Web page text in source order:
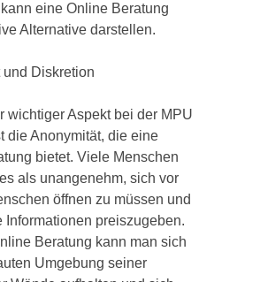
eine Online Beratung
Alternative darstellen.
Diskretion
wichtiger Aspekt bei der MPU
die Anonymität, die eine
bietet. Viele Menschen
als unangenehm, sich vor
öffnen zu müssen und
Informationen preiszugeben.
Beratung kann man sich
Umgebung seiner